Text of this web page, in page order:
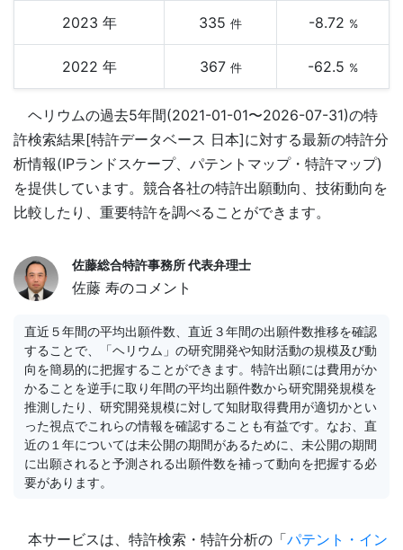
2023 年 335 件 -8.72 %
2022 年 367 件 -62.5 %
ヘリウムの過去5年間(2021-01-01〜2026-07-31)の特
許検索結果[特許データベース 日本]に対する最新の特許分
析情報(IPランドスケープ、パテントマップ・特許マップ)
を提供しています。競合各社の特許出願動向、技術動向を
比較したり、重要特許を調べることができます。
佐藤総合特許事務所 代表弁理士
佐藤 寿のコメント
直近５年間の平均出願件数、直近３年間の出願件数推移を確認
することで、「ヘリウム」の研究開発や知財活動の規模及び動
向を簡易的に把握することができます。特許出願には費用がか
かることを逆手に取り年間の平均出願件数から研究開発規模を
推測したり、研究開発規模に対して知財取得費用が適切かとい
った視点でこれらの情報を確認することも有益です。なお、直
近の１年については未公開の期間があるために、未公開の期間
に出願されると予測される出願件数を補って動向を把握する必
要があります。
本サービスは、特許検索・特許分析の「パテント・イン